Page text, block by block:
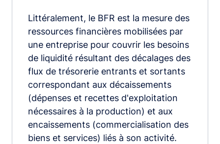
Littéralement, le BFR est la mesure des
ressources financières mobilisées par
une entreprise pour couvrir les besoins
de liquidité résultant des décalages des
flux de trésorerie entrants et sortants
correspondant aux décaissements
(dépenses et recettes d'exploitation
nécessaires à la production) et aux
encaissements (commercialisation des
biens et services) liés à son activité.